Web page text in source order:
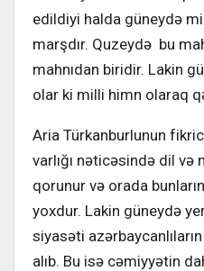
edildiyi halda güneydə
marşdır. Quzeydə bu
mahnıdan biridir. Lakin
olar ki milli himn olaraq
Aria Türkanburlunun
varlığı nəticəsində dil
qorunur və orada
yoxdur. Lakin güneydə
siyasəti
alıb. Bu isə cəmiyyətin